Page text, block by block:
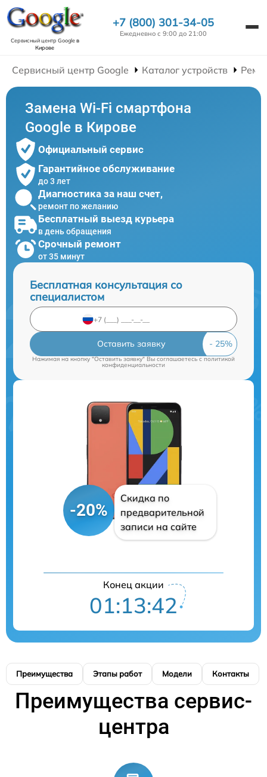
Сервисный центр Googleв
Кирове
+7 (800) 301-34-05
Ежедневно с 9:00 до 21:00
Сервисный центр Google Каталог устройств
Замена Wi-Fi смартфона
Google в Кирове
Официальный сервис
Гарантийное обслуживание
до 3 лет
Диагностика за наш счет,
ремонт по желанию
Бесплатный выезд курьера
в день обращения
Срочный ремонт
от 35 минут
Бесплатная консультация со
специалистом
Оставить заявку
Нажимая на кнопку "Оставить заявку" Вы соглашаетесь c политикой
конфиденциальности
-20%
Скидка по
предварительной
записи на сайте
Конец акции
01:13:41
Преимущества Этапы работ Модели Контакты
Преимущества сервис-
центра